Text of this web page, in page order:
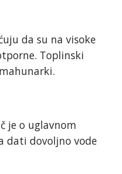
da su na visoke
Toplinski
je o uglavnom
dati dovoljno vode